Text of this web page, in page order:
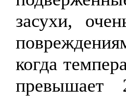
засухи,
когда
превышает